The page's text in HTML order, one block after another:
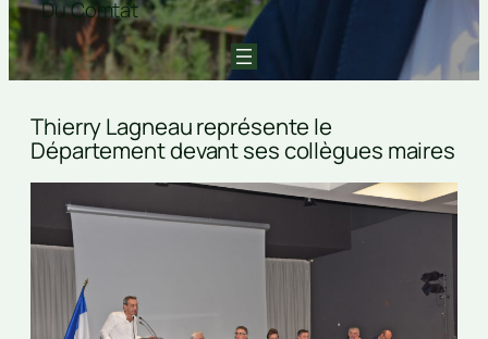
Du Comtat
Thierry Lagneau représente le
Département devant ses collègues maires